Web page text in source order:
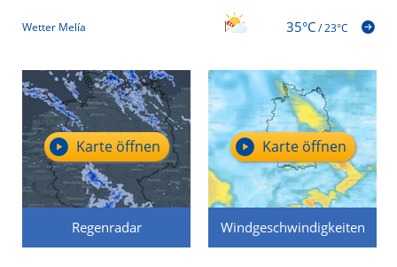
Wetter Melía 35°C/23°C
Regenradar
Karte öffnen
Windgeschwindigkeiten
Karte öffnen